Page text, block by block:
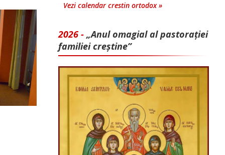
Vezi calendar crestin ortodox »
2026 - „Anul omagial al pastorației
familiei creștine”